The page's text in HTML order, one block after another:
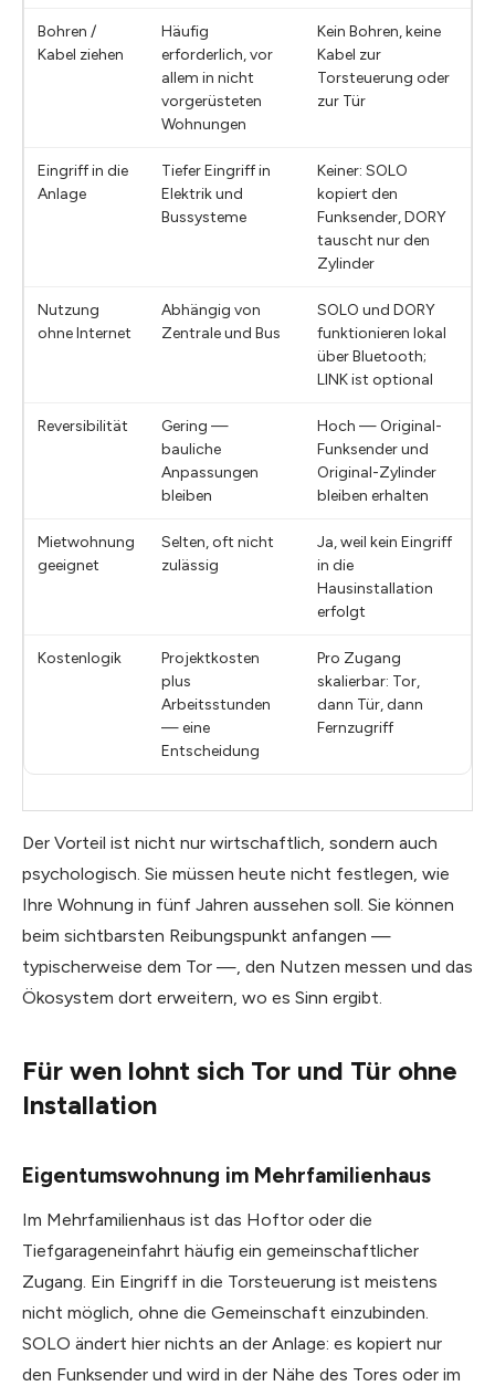
Bohren /
Kabel ziehen
Häufig
erforderlich, vor
allem in nicht
vorgerüsteten
Wohnungen
Kein Bohren, keine
Kabel zur
Torsteuerung oder
zur Tür
Eingriff in die
Anlage
Tiefer Eingriff in
Elektrik und
Bussysteme
Keiner: SOLO
kopiert den
Funksender, DORY
tauscht nur den
Zylinder
Nutzung
ohne Internet
Abhängig von
Zentrale und Bus
SOLO und DORY
funktionieren lokal
über Bluetooth;
LINK ist optional
Reversibilität
Gering —
bauliche
Anpassungen
bleiben
Hoch — Original-
Funksender und
Original-Zylinder
bleiben erhalten
Mietwohnung
geeignet
Selten, oft nicht
zulässig
Ja, weil kein Eingriff
in die
Hausinstallation
erfolgt
Kostenlogik
Projektkosten
plus
Arbeitsstunden
— eine
Entscheidung
Pro Zugang
skalierbar: Tor,
dann Tür, dann
Fernzugriff
Der Vorteil ist nicht nur wirtschaftlich, sondern auch
psychologisch. Sie müssen heute nicht festlegen, wie
Ihre Wohnung in fünf Jahren aussehen soll. Sie können
beim sichtbarsten Reibungspunkt anfangen —
typischerweise dem Tor —, den Nutzen messen und das
Ökosystem dort erweitern, wo es Sinn ergibt.
Für wen lohnt sich Tor und Tür ohne
Installation
Eigentumswohnung im Mehrfamilienhaus
Im Mehrfamilienhaus ist das Hoftor oder die
Tiefgarageneinfahrt häufig ein gemeinschaftlicher
Zugang. Ein Eingriff in die Torsteuerung ist meistens
nicht möglich, ohne die Gemeinschaft einzubinden.
SOLO ändert hier nichts an der Anlage: es kopiert nur
den Funksender und wird in der Nähe des Tores oder im